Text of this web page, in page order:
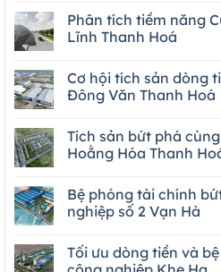
Phân tích tiềm năng
Lĩnh Thanh Hoá
Cơ hội tích sản dòng
Đông Văn Thanh Hoá
Tích sản bứt phá
Hoằng Hóa Thanh
Bệ phóng tài chính
nghiệp số 2 Vạn Hà
Tối ưu dòng tiền và